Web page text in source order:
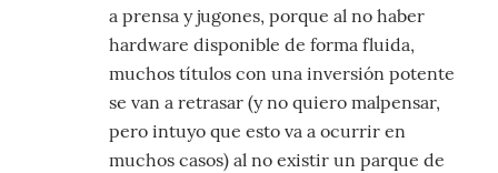
a prensa y jugones, porque al no haber
hardware disponible de forma fluida,
muchos títulos con una inversión potente
se van a retrasar (y no quiero malpensar,
pero intuyo que esto va a ocurrir en
muchos casos) al no existir un parque de